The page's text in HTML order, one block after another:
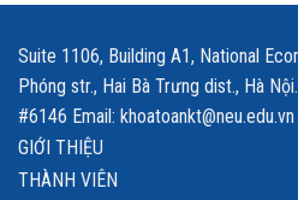
Suite 1106, Building A1, National
Phóng str., Hai Bà Trưng dist., Hà
#6146 Email: khoatoankt@neu.edu.vn
GIỚI THIỆU
THÀNH VIÊN